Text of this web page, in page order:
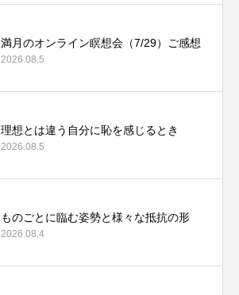
満月のオンライン瞑想会（7/29）ご感想
2026.08.5
理想とは違う自分に恥を感じるとき
2026.08.5
ものごとに臨む姿勢と様々な抵抗の形
2026.08.4